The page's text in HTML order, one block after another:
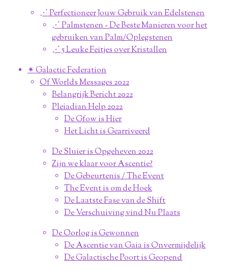
⋰ Perfectioneer Jouw Gebruik van Edelstenen
⋰ Palmstenen - De Beste Manieren voor het
gebruiken van Palm/Oplegstenen
⋰ 5 Leuke Feitjes over Kristallen
✴︎ Galactic Federation
Of Worlds Messages 2022
Belangrijk Bericht 2022
Pleiadian Help 2022
De Gfow is Hier
Het Licht is Gearriveerd
De Sluier is Opgeheven 2022
Zijn we klaar voor Ascentie?
De Gebeurtenis / The Event
The Event is om de Hoek
De Laatste Fase van de Shift
De Verschuiving vind Nu Plaats
De Oorlog is Gewonnen
De Ascentie van Gaia is Onvermijdelijk
De Galactische Poort is Geopend